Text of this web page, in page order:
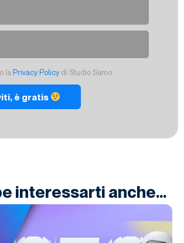
la Privacy Policy di Studio Samo.
è gratis
interessarti anche...